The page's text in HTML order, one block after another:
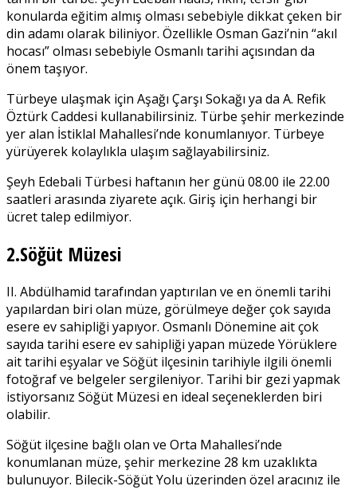
konularda eğitim almış olması sebebiyle dikkat çeken bir
din adamı olarak biliniyor. Özellikle Osman Gazi’nin “akıl
hocası” olması sebebiyle Osmanlı tarihi açısından da
önem taşıyor.
Türbeye ulaşmak için Aşağı Çarşı Sokağı ya da A. Refik
Öztürk Caddesi kullanabilirsiniz. Türbe şehir merkezinde
yer alan İstiklal Mahallesi’nde konumlanıyor. Türbeye
yürüyerek kolaylıkla ulaşım sağlayabilirsiniz.
Şeyh Edebali Türbesi haftanın her günü 08.00 ile 22.00
saatleri arasında ziyarete açık. Giriş için herhangi bir
ücret talep edilmiyor.
2.Söğüt Müzesi
II. Abdülhamid tarafından yaptırılan ve en önemli tarihi
yapılardan biri olan müze, görülmeye değer çok sayıda
esere ev sahipliği yapıyor. Osmanlı Dönemine ait çok
sayıda tarihi esere ev sahipliği yapan müzede Yörüklere
ait tarihi eşyalar ve Söğüt ilçesinin tarihiyle ilgili önemli
fotoğraf ve belgeler sergileniyor. Tarihi bir gezi yapmak
istiyorsanız Söğüt Müzesi en ideal seçeneklerden biri
olabilir.
Söğüt ilçesine bağlı olan ve Orta Mahallesi’nde
konumlanan müze, şehir merkezine 28 km uzaklıkta
bulunuyor. Bilecik-Söğüt Yolu üzerinden özel aracınız ile